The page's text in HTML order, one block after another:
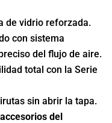
de vidrio reforzada.
con sistema
del flujo de aire.
total con la Serie
sin abrir la tapa.
del